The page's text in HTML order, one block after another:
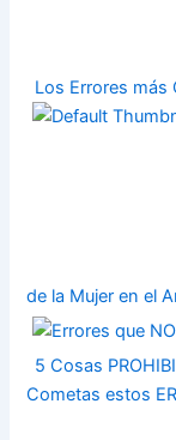
Los Errores más
de la Mujer en el
5 Cosas
Cometas estos